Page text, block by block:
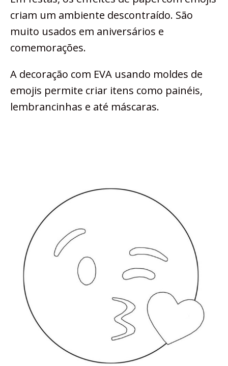
criam um ambiente descontraído. São
muito usados em aniversários e
comemorações.
A decoração com EVA usando moldes de
emojis permite criar itens como painéis,
lembrancinhas e até máscaras.